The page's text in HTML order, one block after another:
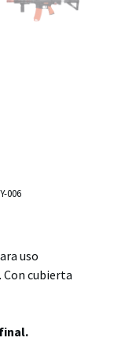
006
uso
cubierta